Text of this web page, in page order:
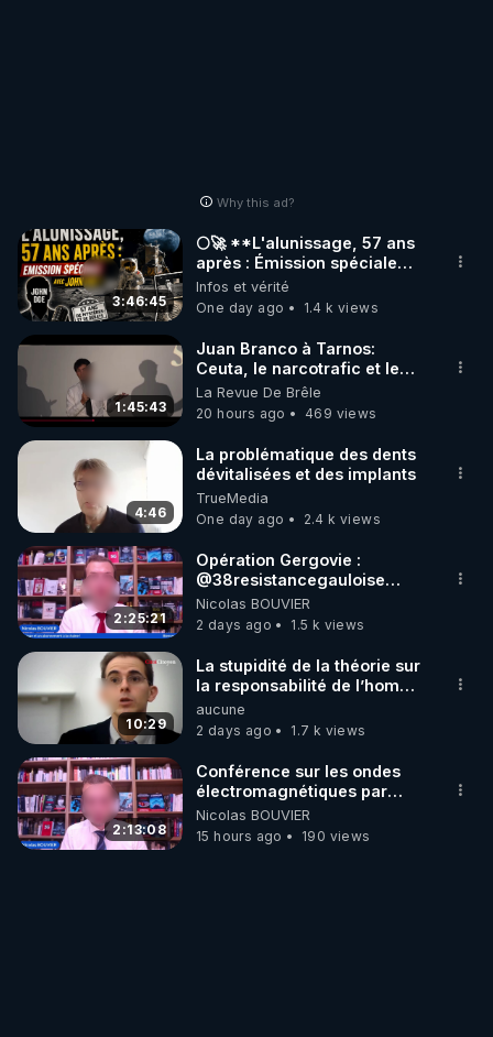
Why this ad?
3:46:45
🌕🚀 **L'alunissage, 57 ans
après : Émission spéciale
avec John Doe !** 👨 🚀✨
Infos et vérité
One day ago
1.4 k views
1:45:43
Juan Branco à Tarnos:
Ceuta, le narcotrafic et le
pouvoir en France
La Revue De Brêle
20 hours ago
469 views
4:46
La problématique des dents
dévitalisées et des implants
TrueMedia
One day ago
2.4 k views
2:25:21
Opération Gergovie :
‪@38resistancegauloise‬
‪@MarionSigautOfficiel‬
‪@gladysriifard5710‬ Laëtitia
Nicolas BOUVIER
2 days ago
1.5 k views
10:29
La stupidité de la théorie sur
la responsabilité de l’homme
concernant le dioxyde de
carbone.
aucune
2 days ago
1.7 k views
2:13:08
Conférence sur les ondes
électromagnétiques par
Grégoire Caustru et Bart de
Wever !
Nicolas BOUVIER
15 hours ago
190 views